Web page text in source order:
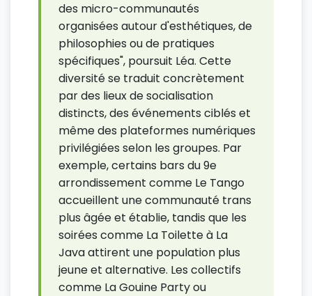
des micro-communautés
organisées autour d'esthétiques, de
philosophies ou de pratiques
spécifiques", poursuit Léa. Cette
diversité se traduit concrètement
par des lieux de socialisation
distincts, des événements ciblés et
même des plateformes numériques
privilégiées selon les groupes. Par
exemple, certains bars du 9e
arrondissement comme Le Tango
accueillent une communauté trans
plus âgée et établie, tandis que les
soirées comme La Toilette à La
Java attirent une population plus
jeune et alternative. Les collectifs
comme La Gouine Party ou